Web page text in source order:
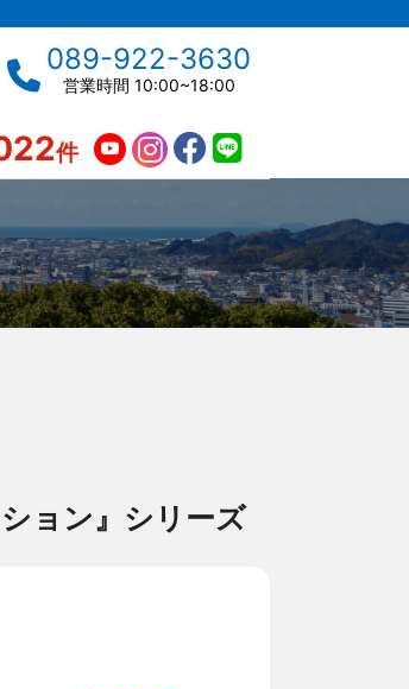
089-922-3630
営業時間 10:00~18:00
件
ョン』シリーズ